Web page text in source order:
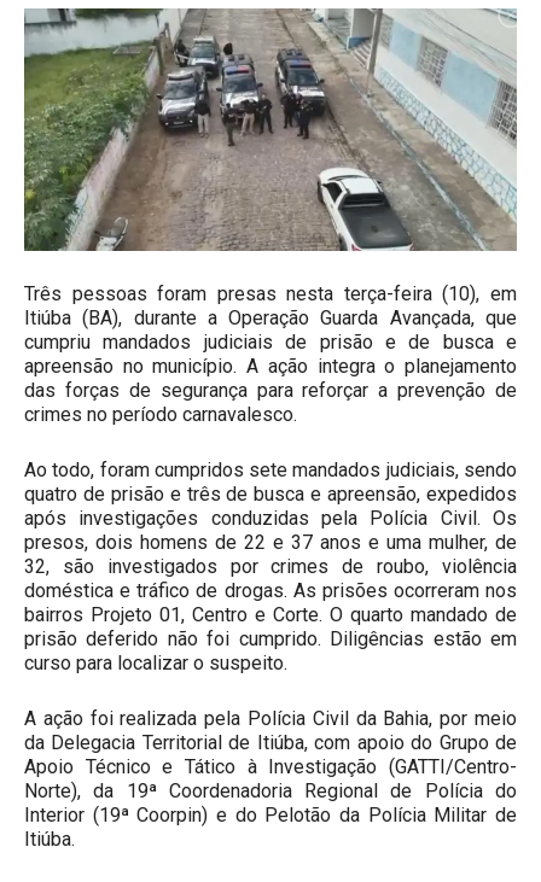
Três pessoas foram presas nesta terça-feira (10), em
Itiúba (BA), durante a Operação Guarda Avançada, que
cumpriu mandados judiciais de prisão e de busca e
apreensão no município. A ação integra o planejamento
das forças de segurança para reforçar a prevenção de
crimes no período carnavalesco.
Ao todo, foram cumpridos sete mandados judiciais, sendo
quatro de prisão e três de busca e apreensão, expedidos
após investigações conduzidas pela Polícia Civil. Os
presos, dois homens de 22 e 37 anos e uma mulher, de
32, são investigados por crimes de roubo, violência
doméstica e tráfico de drogas. As prisões ocorreram nos
bairros Projeto 01, Centro e Corte. O quarto mandado de
prisão deferido não foi cumprido. Diligências estão em
curso para localizar o suspeito.
A ação foi realizada pela Polícia Civil da Bahia, por meio
da Delegacia Territorial de Itiúba, com apoio do Grupo de
Apoio Técnico e Tático à Investigação (GATTI/Centro-
Norte), da 19ª Coordenadoria Regional de Polícia do
Interior (19ª Coorpin) e do Pelotão da Polícia Militar de
Itiúba.